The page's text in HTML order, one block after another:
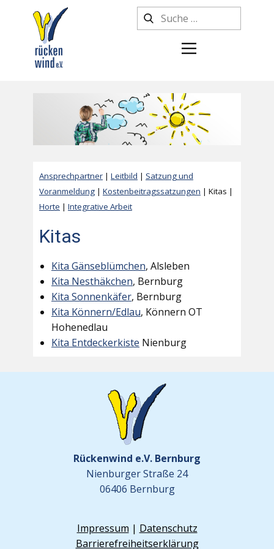
Ansprechpartner | Leitbild | Satzung und
Voranmeldung | Kostenbeitragssatzungen | Kitas |
Horte | Integrative Arbeit
Kitas
Kita Gänseblümchen, Alsleben
Kita Nesthäkchen, Bernburg
Kita Sonnenkäfer, Bernburg
Kita Könnern/Edlau, Könnern OT
Hohenedlau
Kita Entdeckerkiste Nienburg
Rückenwind e.V. Bernburg
Nienburger Straße 24
06406 Bernburg
Impressum | Datenschutz
Barrierefreiheitserklärung